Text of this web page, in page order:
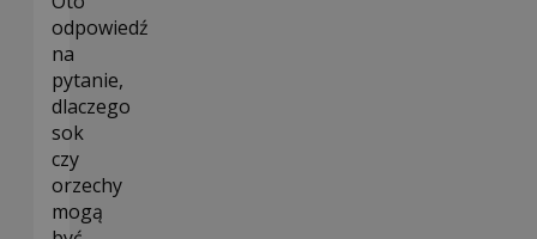
odpowiedź
na
pytanie,
dlaczego
sok
czy
orzechy
mogą